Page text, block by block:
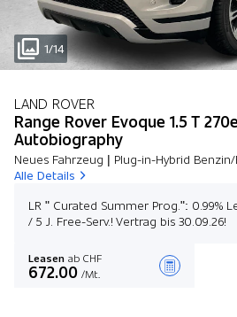
1/14
LAND ROVER
Range Rover Evoque 1.5 T
Autobiography
Neues Fahrzeug | Plug-in-Hybrid
Alle Details
LR " Curated Summer Prog.": 0.99%
/ 5 J. Free-Serv.! Vertrag bis 30.09.26!
Leasen ab CHF
672.00 /Mt.